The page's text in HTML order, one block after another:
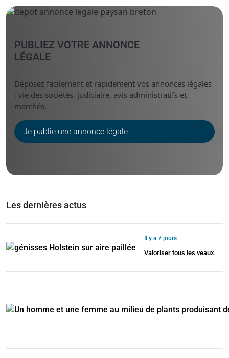
PUBLIEZ VOTRE ANNONCE
LÉGALE
Déposez facilement et rapidement vos annonces légales
: vie des sociétés, judiciaire, avis administratifs et
marchés.
Je publie une annonce légale
Les dernières actus
Il y a 7 jours
Valoriser tous les veaux